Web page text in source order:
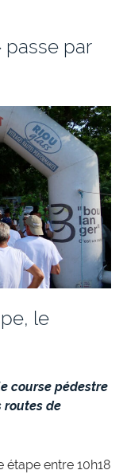
passe par
le
course pédestre
routes de
étape entre 10h18